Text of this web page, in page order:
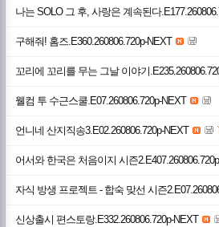
나는 SOLO 그 후, 사랑은 계속된다
구해줘! 홈즈.E360.260806.720p-NEXT
꼬리에 꼬리를 무는 그날 이야기
웰컴 투 수근스쿨.E07.260806.720p-NEXT
언니네 산지직송3.E02.260806.720p-NEXT
어서와 한국은 처음이지 시즌
자식 방생 프로젝트 - 합숙 맞선 시즌
신상출시 편스토랑.E332.260806.720p-NEXT